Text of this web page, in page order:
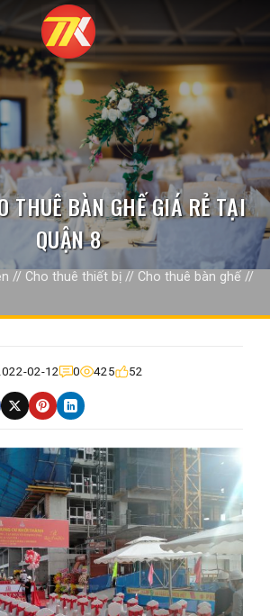
THUÊ BÀN GHẾ GIÁ RẺ TẠI
QUẬN 8
// Cho thuê thiết bị// Cho thuê bàn ghế//
02-12 0 425 52